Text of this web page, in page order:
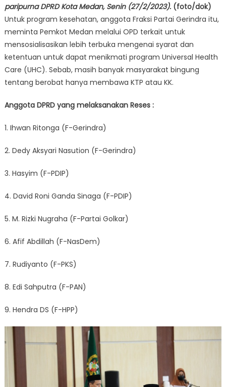
paripurna DPRD Kota Medan, Senin (27/2/2023). (foto/dok)
Untuk program kesehatan, anggota Fraksi Partai Gerindra itu,
meminta Pemkot Medan melalui OPD terkait untuk
mensosialisasikan lebih terbuka mengenai syarat dan
ketentuan untuk dapat menikmati program Universal Health
Care (UHC). Sebab, masih banyak masyarakat bingung
tentang berobat hanya membawa KTP atau KK.
Anggota DPRD yang melaksanakan Reses :
1. Ihwan Ritonga (F-Gerindra)
2. Dedy Aksyari Nasution (F-Gerindra)
3. Hasyim (F-PDIP)
4. David Roni Ganda Sinaga (F-PDIP)
5. M. Rizki Nugraha (F-Partai Golkar)
6. Afif Abdillah (F-NasDem)
7. Rudiyanto (F-PKS)
8. Edi Sahputra (F-PAN)
9. Hendra DS (F-HPP)